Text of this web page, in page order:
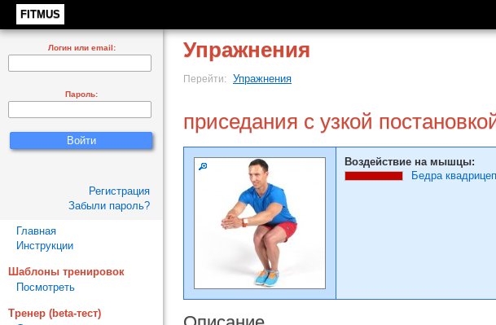
FITMUS
Упражнения
Перейти: Упражнения
приседания с узкой
Воздействие на мышцы:
Бедра
Логин или email:
Пароль:
Регистрация
Забыли пароль?
Главная
Инструкции
Шаблоны тренировок
Посмотреть
Тренер (beta-тест)